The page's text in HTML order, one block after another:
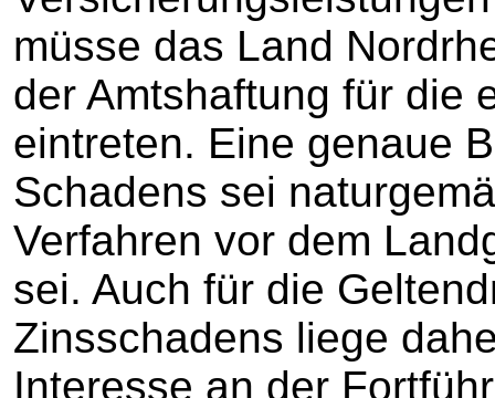
müsse das Land
der Amtshaftung für die
eintreten. Eine genaue
Schadens sei
Verfahren vor dem
sei. Auch für die
Zinsschadens liege
Interesse an der